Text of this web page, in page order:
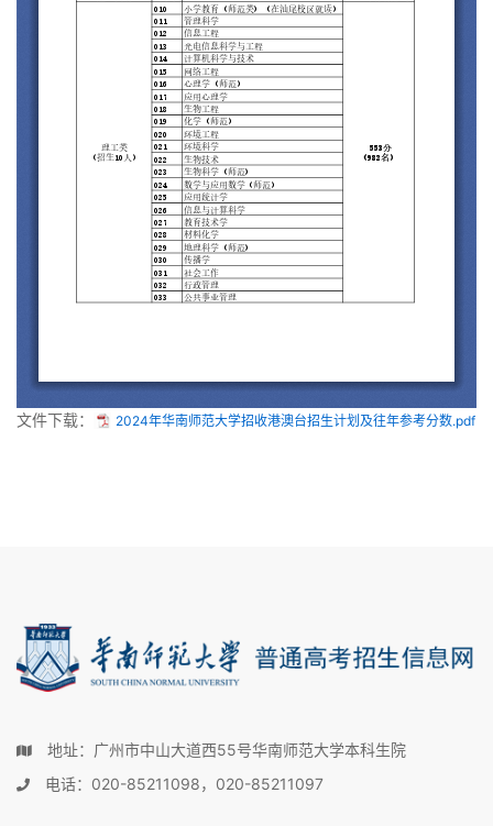
文件下载： 2024年华南师范大学招收港澳台招生计划及往年参考分数.pdf
地址：广州市中山大道西55号华南师范大学本科生院
电话：020-85211098，020-85211097